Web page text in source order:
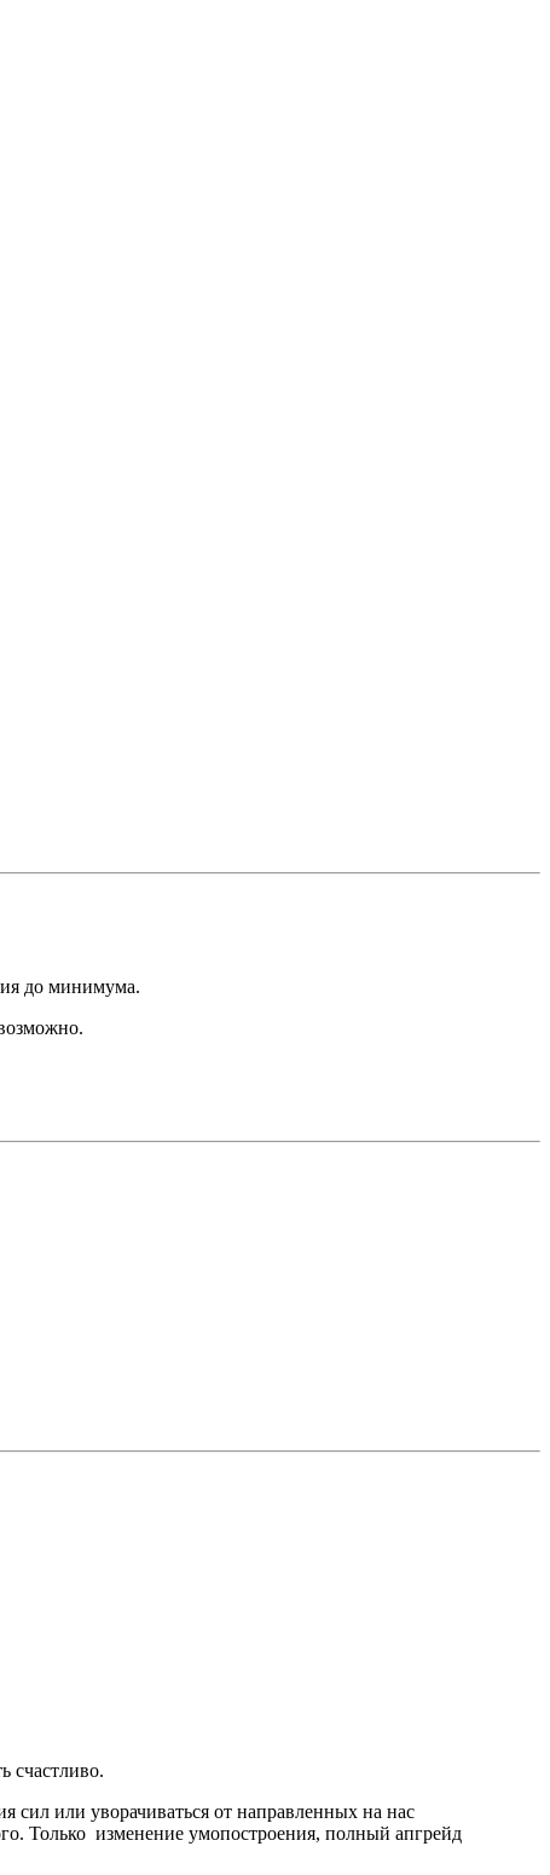
до минимума.
счастливо.
сил или уворачиваться от направленных на нас
Только изменение умопостроения, полный апгрейд